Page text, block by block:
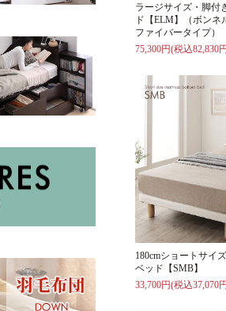
ラージサイズ・脚付
ド【ELM】（ボンネ
ファイバータイプ）
75,300円(税込82,830
180cmショートサイ
ベッド【SMB】
33,700円(税込37,070